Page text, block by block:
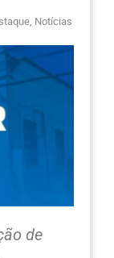
Notícias
de